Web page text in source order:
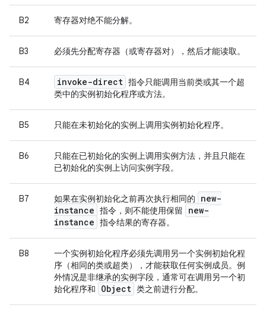
B2 寄存器对绝不能分解。
B3 必须先分配寄存器（或寄存器对），然后才能读取。
B4 invoke-direct 指令只能调用当前类或其一个超
类中的实例初始化程序或方法。
B5 只能在未初始化的实例上调用实例初始化程序。
B6
只能在已初始化的实例上调用实例方法，并且只能在
已初始化的实例上访问实例字段。
B7 如果在实例初始化之前再次执行相同的
new-
instance 指令，则不能使用保留
new-
instance 指令结果的寄存器。
B8
一个实例初始化程序必须先调用另一个实例初始化程
序（相同的类或超类），才能获取任何实例成员。例
外情况是非继承的实例字段，通常可在调用另一个初
始化程序和
Object 类之前进行分配。